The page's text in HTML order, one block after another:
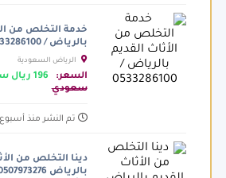
خدمة التخلص من
بالرياض / 0533286100
السعر: 196 ريال سعودي
سعودي
تم النشر منذ
دينا التخلص من